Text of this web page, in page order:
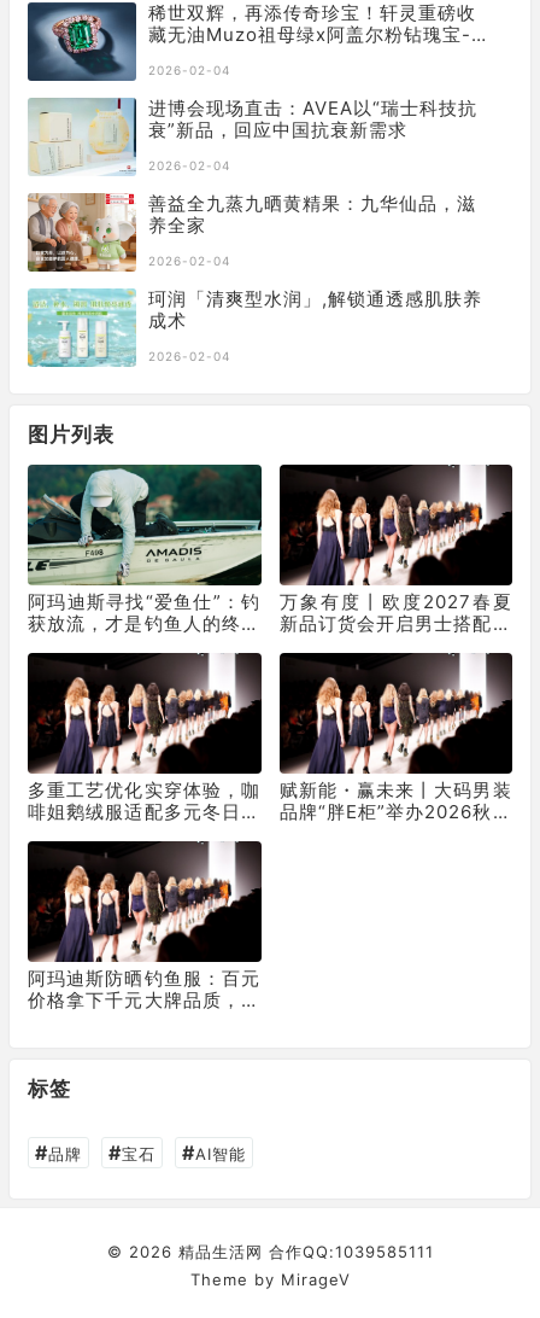
稀世双辉，再添传奇珍宝！轩灵重磅收
藏无油Muzo祖母绿x阿盖尔粉钻瑰宝-
2026-02-04
进博会现场直击：AVEA以“瑞士科技抗
衰”新品，回应中国抗衰新需求
2026-02-04
善益全九蒸九晒黄精果：九华仙品，滋
养全家
2026-02-04
珂润「清爽型水润」,解锁通透感肌肤养
成术
2026-02-04
图片列表
阿玛迪斯寻找“爱鱼仕”：钓
获放流，才是钓鱼人的终极
万象有度丨欧度2027春夏
新品订货会开启男士搭配新
多重工艺优化实穿体验，咖
啡姐鹅绒服适配多元冬日生
赋新能・赢未来丨大码男装
品牌“胖E柜”举办2026秋冬
阿玛迪斯防晒钓鱼服：百元
价格拿下千元大牌品质，科
标签
#品牌 #宝石 #AI智能
© 2026 精品生活网 合作QQ:1039585111
Theme by MirageV